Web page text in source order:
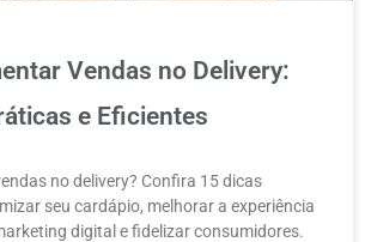
Vendas no Delivery:
e Eficientes
no delivery? Confira 15 dicas
seu cardápio, melhorar a experiência
digital e fidelizar consumidores.